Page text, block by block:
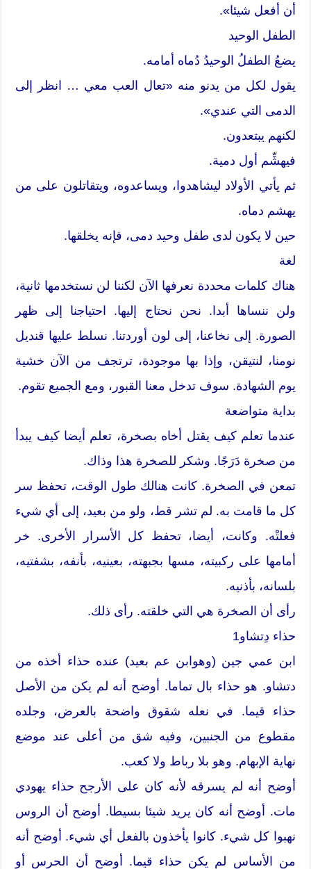
أن أفعل شيئا».
الطفل الوحيد
يضعُ الطفلُ الوحيدُ دُماه أمامه.
يقول لكل من يدنو منه «تعال العب معي … انظر إلى
الدمى التي عندي».
لكنهم يبتعدون.
فيهشِّم أول دمية.
ثم يأتي الأولاد ليشاهدوا، ويساعدوه، ويتقاتلون على من
يهشم دماه.
حين لا يكون لدى طفل وحيد دمى، فإنه يخلقها.
لغة
هناك كلمات محددة نعرفها الآن لكننا لن نستخدمها ثانية،
ولن ننساها أبدا. نحن نحتاج إليها. احتياجنا إلى ظهر
الصورة. إلى نخاعنا، إلى لون أوردتنا. نسلط عليها قنديل
نومنا، لنتيقن، وإذا بها موجودة، ترتجف من الآن خشية
يوم الشهادة. سوف تدخل معنا القبور، ومع الجميع تقوم.
بداية متواضعة
عندما تعلم كيف يقتل أخاه بصخرة، تعلم أيضا كيف يبدأ
من صخرة دَرَجًا. وشكر للصخرة هذا وذاك.
تمعن في الصخرة. كانت هنالك طول الوقت، تحفظ سر
كل ما قامت به. لم تشر قط، ولو من بعيد، إلى أي شيء
فعلتْه. وكانت، أيضا، تحفظ كل الأسرار الأخرى. خر
أمامها على ركبيته، مسها بجبهته، بعينيه، بأنفه، بشفتيه،
بلسانه، بأذنيه.
رأى أن الصخرة هي التي خلقته. رأى ذلك.
حذاء دِتشاو1
ابن عمي جين (وهوابن عم بعيد) عنده حذاء أخذه من
دتشاو. هو حذاء بال تماما. أوضح أنه لم يكن من الأصل
حذاء قيما. في نعله شقوق واضحة بالعرض، وجلده
مقطوع من الجنبين، وفيه شق من أعلى عند موضع
نهاية الإبهام. وهو بلا رباط ولا كعب.
أوضح أنه لم يسرقه لأنه كان على الأرجح حذاء يهودي
مات. أوضح أنه كان يريد شيئا بسيطا. أوضح أن الروس
نهبوا كل شيء. كانوا يأخذون بالفعل أي شيء. أوضح أنه
من الأساس لم يكن حذاء قيما. أوضح أن الحرس أو